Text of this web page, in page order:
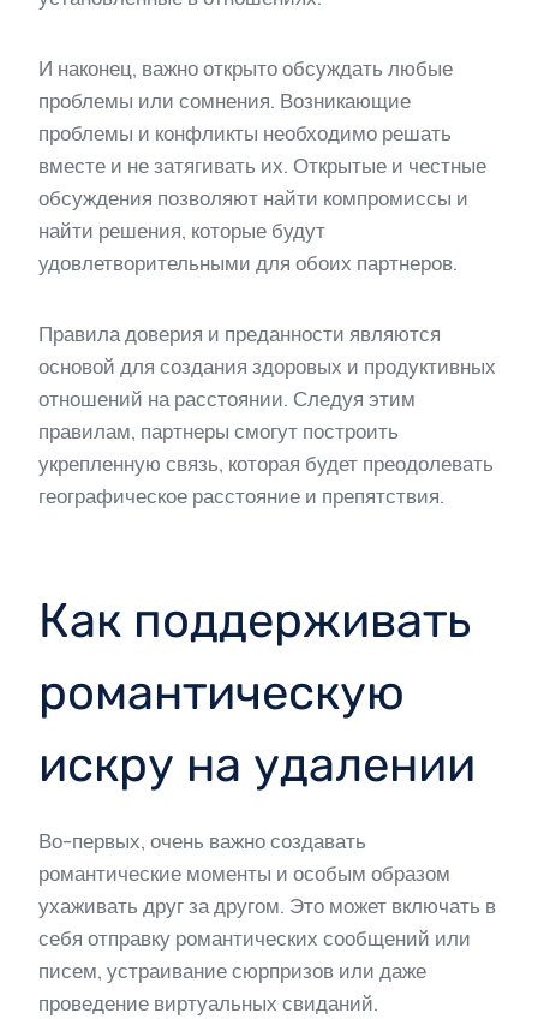
И наконец, важно открыто обсуждать любые
проблемы или сомнения. Возникающие
проблемы и конфликты необходимо решать
вместе и не затягивать их. Открытые и честные
обсуждения позволяют найти компромиссы и
найти решения, которые будут
удовлетворительными для обоих партнеров.
Правила доверия и преданности являются
основой для создания здоровых и продуктивных
отношений на расстоянии. Следуя этим
правилам, партнеры смогут построить
укрепленную связь, которая будет преодолевать
географическое расстояние и препятствия.
Как поддерживать
романтическую
искру на удалении
Во-первых, очень важно создавать
романтические моменты и особым образом
ухаживать друг за другом. Это может включать в
себя отправку романтических сообщений или
писем, устраивание сюрпризов или даже
проведение виртуальных свиданий.